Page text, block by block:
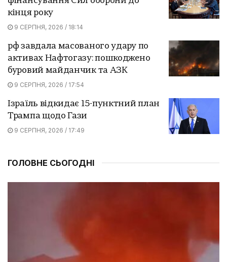
кінця року
9 СЕРПНЯ, 2026 / 18:14
рф завдала масованого удару по
активах Нафтогазу: пошкоджено
буровий майданчик та АЗК
9 СЕРПНЯ, 2026 / 17:54
Ізраїль відкидає 15-пунктний план
Трампа щодо Гази
9 СЕРПНЯ, 2026 / 17:49
ГОЛОВНЕ СЬОГОДНІ